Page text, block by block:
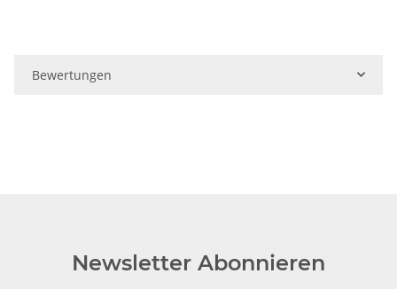
Bewertungen
Newsletter Abonnieren